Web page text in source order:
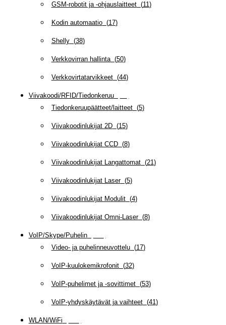
GSM-robotit ja -ohjauslaitteet(11)
Kodin automaatio(17)
Shelly(38)
Verkkovirran hallinta(50)
Verkkovirtatarvikkeet(44)
Viivakoodi/RFID/Tiedonkeruu(
Tiedonkeruupäätteet/laitteet(5)
Viivakoodinlukijat 2D(15)
Viivakoodinlukijat CCD(8)
Viivakoodinlukijat Langattomat(21)
Viivakoodinlukijat Laser(5)
Viivakoodinlukijat Modulit(4)
Viivakoodinlukijat Omni-Laser(8)
VoIP/Skype/Puhelin(
Video- ja puhelinneuvottelu(17)
VoIP-kuulokemikrofonit(32)
VoIP-puhelimet ja -sovittimet(53)
VoIP-yhdyskäytävät ja vaihteet(41)
WLAN/WiFi